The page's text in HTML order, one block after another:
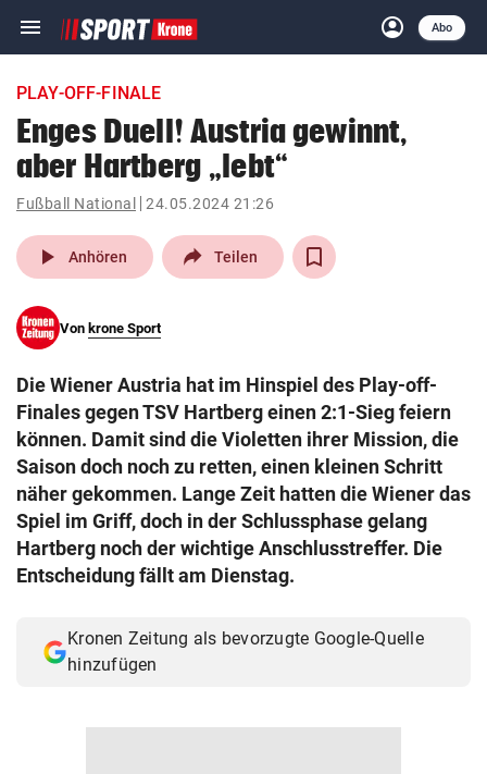
menu Navigation
ein-/ausklappen
account_circle
Anmelden
Abo
close Schließen
account_circle Anmelden
pin_drop
Wien arrow_right
search
eingeben
© Krone Multimedia GmbH & Co KG 2026
Muthgasse 2, 1190 Wien
PLAY-OFF-FINALE
Enges Duell! Austria gewinnt,
aber Hartberg „lebt“
Fußball National 24.05.2024 21:26
play_arrow Anhören Teilen
Von krone Sport
Die Wiener Austria hat im Hinspiel des Play-off-
Finales gegen TSV Hartberg einen 2:1-Sieg feiern
können. Damit sind die Violetten ihrer Mission, die
Saison doch noch zu retten, einen kleinen Schritt
näher gekommen. Lange Zeit hatten die Wiener das
Spiel im Griff, doch in der Schlussphase gelang
Hartberg noch der wichtige Anschlusstreffer. Die
Entscheidung fällt am Dienstag.
Kronen Zeitung als bevorzugte Google-Quelle
hinzufügen